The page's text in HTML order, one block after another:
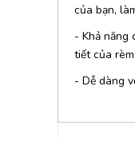
của bạn,
- Khả năng
tiết của
- Dễ dàng